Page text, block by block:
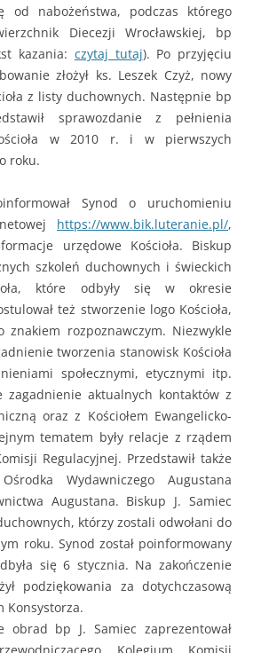
od nabożeństwa, podczas którego
Diecezji Wrocławskiej, bp
kazania: czytaj tutaj). Po przyjęciu
złożył ks. Leszek Czyż, nowy
z listy duchownych. Następnie bp
sprawozdanie z pełnienia
w 2010 r. i w pierwszych
roku.
Synod o uruchomieniu
https://www.bik.luteranie.pl/,
urzędowe Kościoła. Biskup
szkoleń duchownych i świeckich
które odbyły się w okresie
też stworzenie logo Kościoła,
rozpoznawczym. Niezwykle
tworzenia stanowisk Kościoła
społecznymi, etycznymi itp.
zagadnienie aktualnych kontaktów z
oraz z Kościołem Ewangelicko-
tematem były relacje z rządem
Regulacyjnej. Przedstawił także
Wydawniczego Augustana
Augustana. Biskup J. Samiec
którzy zostali odwołani do
roku. Synod został poinformowany
się 6 stycznia. Na zakończenie
podziękowania za dotychczasową
Konsystorza.
obrad bp J. Samiec zaprezentował